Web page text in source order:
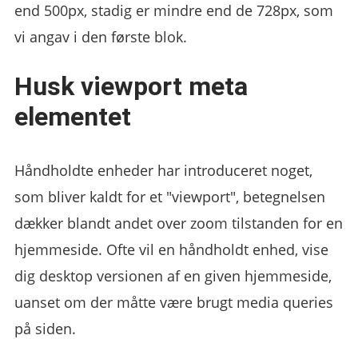
end 500px, stadig er mindre end de 728px, som
vi angav i den første blok.
Husk viewport meta
elementet
Håndholdte enheder har introduceret noget,
som bliver kaldt for et "viewport", betegnelsen
dækker blandt andet over zoom tilstanden for en
hjemmeside. Ofte vil en håndholdt enhed, vise
dig desktop versionen af en given hjemmeside,
uanset om der måtte være brugt media queries
på siden.